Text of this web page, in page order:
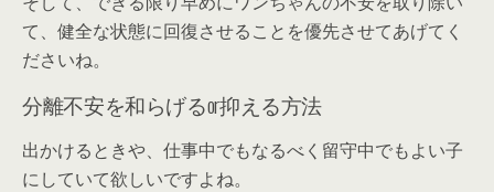
て、健全な状態に回復させることを優先させてあげてく
ださいね。
分離不安を和らげるor抑える方法
出かけるときや、仕事中でもなるべく留守中でもよい子
にしていて欲しいですよね。